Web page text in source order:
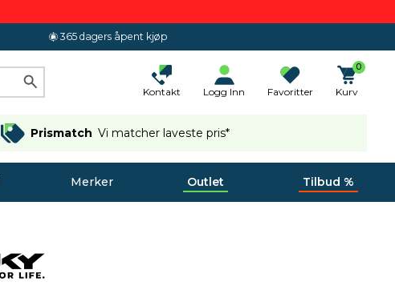
365 dagers åpent kjøp
Kontakt Logg Inn Favoritter
0
Kurv
Prismatch Vi matcher laveste pris*
Merker Outlet Tilbud %